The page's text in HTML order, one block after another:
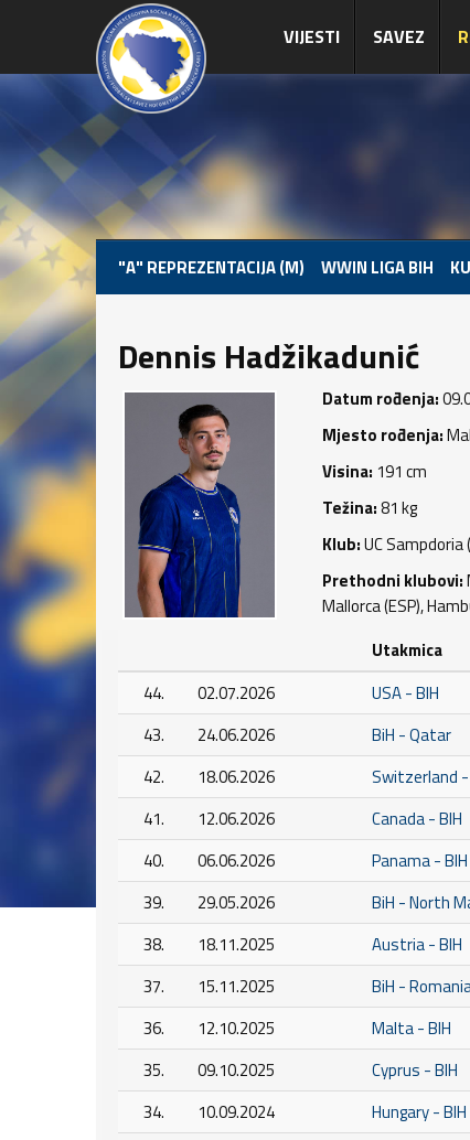
VIJESTI SAVEZ
"A" REPREZENTACIJA (M) WWIN LIGA BIH
Dennis Hadžikadunić
Datum rođenja:
Mjesto rođenja:
Visina: 191 cm
Težina:81 kg
Klub:UC Sampdoria
Prethodni klubovi:
Mallorca (ESP),
Utakmica
44.
02.07.2026 USA - BIH
43.
24.06.2026 BiH - Qatar
42.
18.06.2026 Switzerland -
41.
12.06.2026 Canada - BIH
40.
06.06.2026 Panama - BIH
39.
29.05.2026 BiH - North
38.
18.11.2025 Austria - BIH
37.
15.11.2025 BiH -
36.
12.10.2025 Malta - BIH
35.
09.10.2025 Cyprus - BIH
34.
10.09.2024 Hungary - BIH